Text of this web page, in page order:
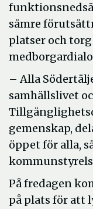
sämre
platser och
– Alla
samhällslivet
gemenskap,
öppet för alla,
På fredagen
på plats för att